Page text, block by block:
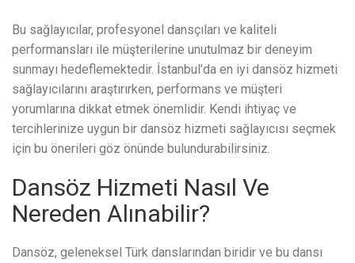
Bu sağlayıcılar, profesyonel dansçıları ve kaliteli
performansları ile müşterilerine unutulmaz bir deneyim
sunmayı hedeflemektedir. İstanbul’da en iyi dansöz hizmeti
sağlayıcılarını araştırırken, performans ve müşteri
yorumlarına dikkat etmek önemlidir. Kendi ihtiyaç ve
tercihlerinize uygun bir dansöz hizmeti sağlayıcısı seçmek
için bu önerileri göz önünde bulundurabilirsiniz.
Dansöz Hizmeti Nasıl Ve
Nereden Alınabilir?
Dansöz, geleneksel Türk danslarından biridir ve bu dansı